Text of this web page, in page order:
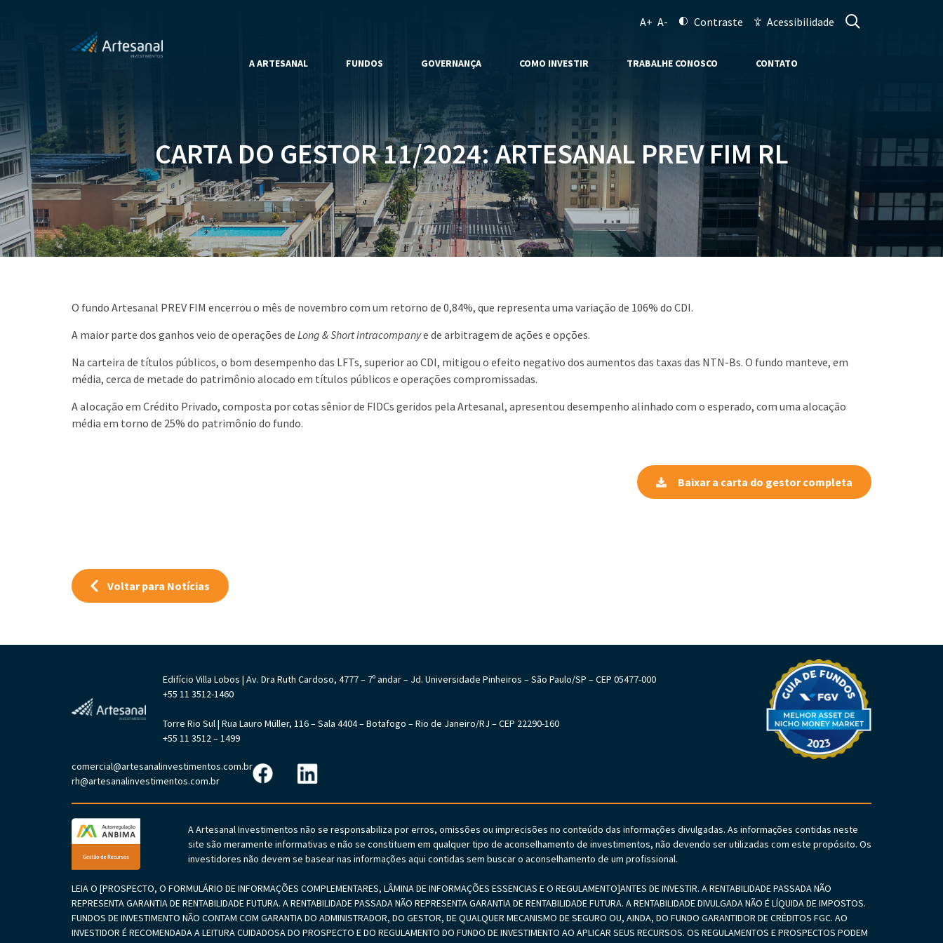
A+ A- Contraste Acessibilidade
A ARTESANAL FUNDOS GOVERNANÇA COMO INVESTIR TRABALHE CONOSCO CONTATO
CARTA DO GESTOR 11/2024: ARTESANAL PREV FIM RL
O fundo Artesanal PREV FIM encerrou o mês de novembro com um retorno de 0,84%, que representa uma variação de 106% do CDI.
A maior parte dos ganhos veio de operações de Long & Shortintracompanye de arbitragem de ações e opções.
Na carteira de títulos públicos, o bom desempenho das LFTs, superior ao CDI, mitigou o efeito negativo dos aumentos das taxas das NTN-Bs. O fundo manteve, em
média, cerca de metade do patrimônio alocado em títulos públicos e operações compromissadas.
A alocação em Crédito Privado, composta por cotas sênior de FIDCs geridos pela Artesanal, apresentou desempenho alinhado com o esperado, com uma alocação
média em torno de 25% do patrimônio do fundo.
Baixar a carta do gestor completa
Voltar para Notícias
Edifício Villa Lobos | Av. Dra Ruth Cardoso, 4777 – 7º andar – Jd. Universidade Pinheiros – São Paulo/SP – CEP 05477-000
+55 11 3512-1460
Torre Rio Sul | Rua Lauro Müller, 116 – Sala 4404 – Botafogo – Rio de Janeiro/RJ – CEP 22290-160
+55 11 3512 – 1499
comercial@artesanalinvestimentos.com.br
rh@artesanalinvestimentos.com.br
A Artesanal Investimentos não se responsabiliza por erros, omissões ou imprecisões no conteúdo das informações divulgadas. As informações contidas neste
site são meramente informativas e não se constituem em qualquer tipo de aconselhamento de investimentos, não devendo ser utilizadas com este propósito. Os
investidores não devem se basear nas informações aqui contidas sem buscar o aconselhamento de um profissional.
LEIA O [PROSPECTO, O FORMULÁRIO DE INFORMAÇÕES COMPLEMENTARES, LÂMINA DE INFORMAÇÕES ESSENCIAS E O REGULAMENTO]ANTES DE INVESTIR. A RENTABILIDADE PASSADA NÃO
REPRESENTA GARANTIA DE RENTABILIDADE FUTURA. A RENTABILIDADE PASSADA NÃO REPRESENTA GARANTIA DE RENTABILIDADE FUTURA. A RENTABILIDADE DIVULGADA NÃO É LÍQUIDA DE IMPOSTOS.
FUNDOS DE INVESTIMENTO NÃO CONTAM COM GARANTIA DO ADMINISTRADOR, DO GESTOR, DE QUALQUER MECANISMO DE SEGURO OU, AINDA, DO FUNDO GARANTIDOR DE CRÉDITOS FGC. AO
INVESTIDOR É RECOMENDADA A LEITURA CUIDADOSA DO PROSPECTO E DO REGULAMENTO DO FUNDO DE INVESTIMENTO AO APLICAR SEUS RECURSOS. OS REGULAMENTOS E PROSPECTOS PODEM